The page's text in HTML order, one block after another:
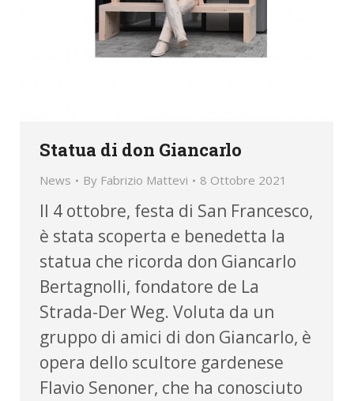
Statua di don Giancarlo
News By Fabrizio Mattevi 8 Ottobre 2021
Il 4 ottobre, festa di San Francesco,
è stata scoperta e benedetta la
statua che ricorda don Giancarlo
Bertagnolli, fondatore de La
Strada-Der Weg. Voluta da un
gruppo di amici di don Giancarlo, è
opera dello scultore gardenese
Flavio Senoner, che ha conosciuto